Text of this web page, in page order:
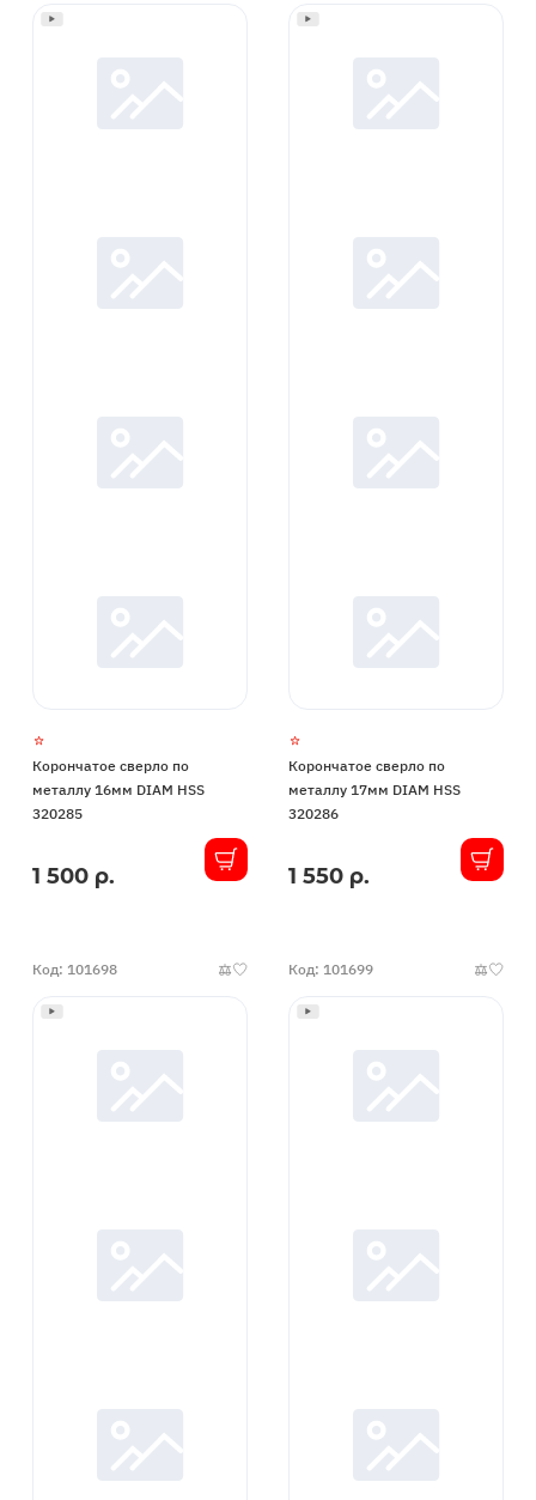
Корончатое сверло по
металлу 16мм DIAM HSS
320285
В1 500 р.
Корончатое сверло по
металлу 17мм DIAM HSS
320286
В1 550 р.
Код: 101698 Код: 101699